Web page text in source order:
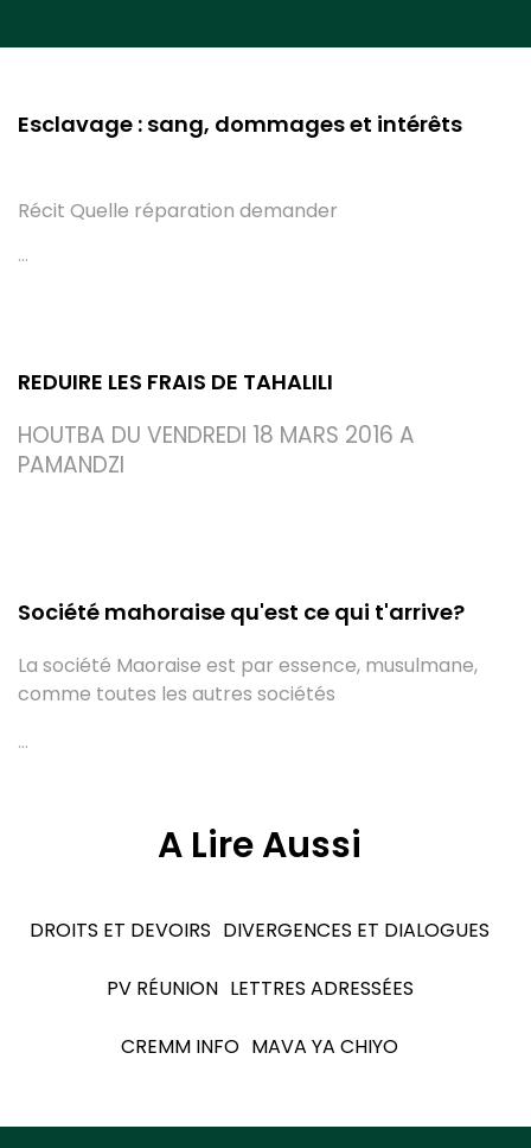
Esclavage : sang, dommages et intérêts
Récit Quelle réparation demander
...
REDUIRE LES FRAIS DE TAHALILI
HOUTBA DU VENDREDI 18 MARS 2016 A
PAMANDZI
Société mahoraise qu'est ce qui t'arrive?
La société Maoraise est par essence, musulmane,
comme toutes les autres sociétés
...
A Lire Aussi
DROITS ET DEVOIRS DIVERGENCES ET DIALOGUES
PV RÉUNION LETTRES ADRESSÉES
CREMM INFO MAVA YA CHIYO